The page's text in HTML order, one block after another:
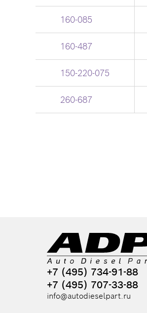
160-085
160-487
150-220-075
260-687
+7 (495) 734-91-88
+7 (495) 707-33-88
info@autodieselpart.ru